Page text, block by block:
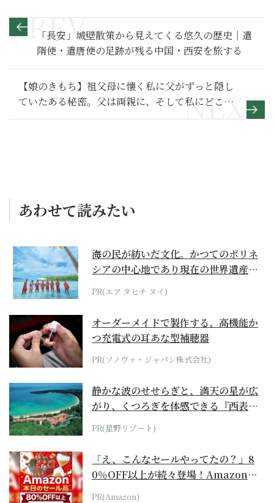
「長安」城壁散策から見えてくる悠久の歴史｜遣
隋使・遣唐使の足跡が残る中国・西安を旅する
【娘のきもち】祖父母に懐く私に父がずっと隠し
ていたある秘密。父は両親に、そして私にどこま
でも優しい人だった～その2～
あわせて読みたい
海の民が紡いだ文化。かつてのポリネ
シアの中心地であり現在の世界遺産か
らみえてくる...
PR(エア タヒチ ヌイ)
オーダーメイドで製作する、高機能か
つ充電式の耳あな型補聴器
PR(ソノヴァ・ジャパン株式会社)
静かな波のせせらぎと、満天の星が広
がり、くつろぎを体感できる『西表島
ホテル by...
PR(星野リゾート)
「え、こんなセールやってたの？」8
0％OFF以上が続々登場！Amazonの
本気が...
PR(Amazon)